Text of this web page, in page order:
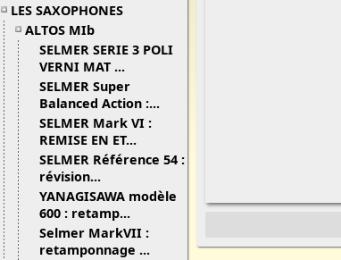
LES SAXOPHONES
ALTOS MIb
SELMER SERIE 3 POLI
VERNI MAT ...
SELMER Super
Balanced Action :...
SELMER Mark VI :
REMISE EN ET...
SELMER Référence 54 :
révision...
YANAGISAWA modèle
600 : retamp...
Selmer MarkVII :
retamponnage ...